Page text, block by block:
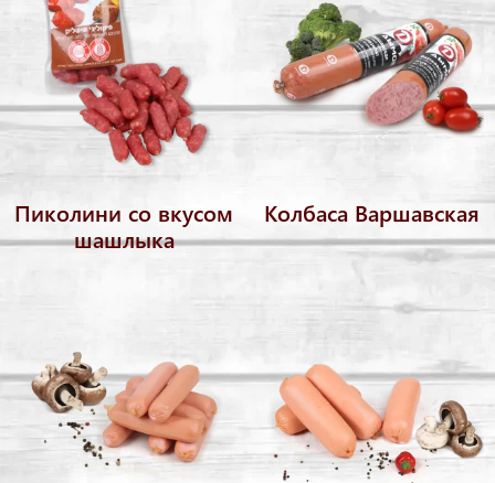
Пиколини со вкусом
шашлыка
Колбаса Варшавская